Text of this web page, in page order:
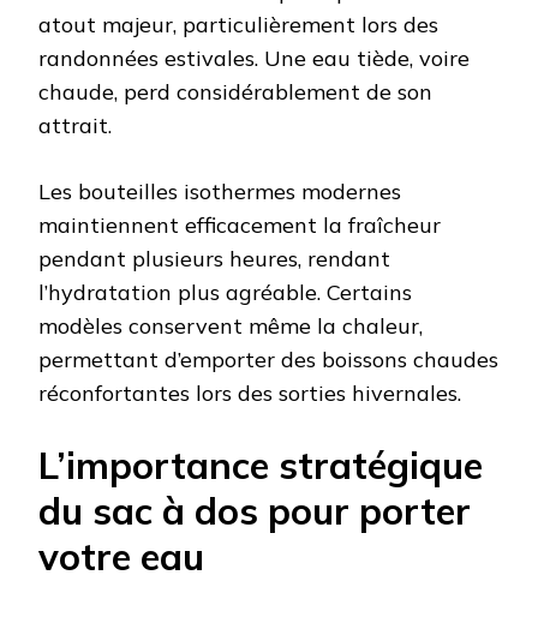
atout majeur, particulièrement lors des
randonnées estivales. Une eau tiède, voire
chaude, perd considérablement de son
attrait.
Les bouteilles isothermes modernes
maintiennent efficacement la fraîcheur
pendant plusieurs heures, rendant
l’hydratation plus agréable. Certains
modèles conservent même la chaleur,
permettant d’emporter des boissons chaudes
réconfortantes lors des sorties hivernales.
L’importance stratégique
du sac à dos pour porter
votre eau